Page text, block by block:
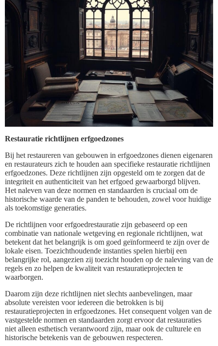
Restauratie richtlijnen erfgoedzones
Bij het restaureren van gebouwen in erfgoedzones dienen eigenaren
en restaurateurs zich te houden aan specifieke restauratie richtlijnen
erfgoedzones. Deze richtlijnen zijn opgesteld om te zorgen dat de
integriteit en authenticiteit van het erfgoed gewaarborgd blijven.
Het naleven van deze normen en standaarden is cruciaal om de
historische waarde van de panden te behouden, zowel voor huidige
als toekomstige generaties.
De richtlijnen voor erfgoedrestauratie zijn gebaseerd op een
combinatie van nationale wetgeving en regionale richtlijnen, wat
betekent dat het belangrijk is om goed geïnformeerd te zijn over de
lokale eisen. Toezichthoudende instanties spelen hierbij een
belangrijke rol, aangezien zij toezicht houden op de naleving van de
regels en zo helpen de kwaliteit van restauratieprojecten te
waarborgen.
Daarom zijn deze richtlijnen niet slechts aanbevelingen, maar
absolute vereisten voor iedereen die betrokken is bij
restauratieprojecten in erfgoedzones. Het consequent volgen van de
vastgestelde normen en standaarden zorgt ervoor dat restauraties
niet alleen esthetisch verantwoord zijn, maar ook de culturele en
historische betekenis van de gebouwen respecteren.